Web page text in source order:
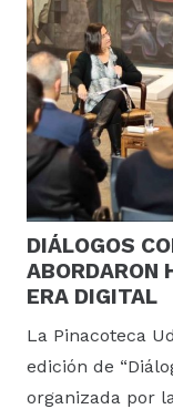
DIÁLOGOS
ABORDARON
ERA DIGITAL
La Pinacoteca
edición de
organizada por